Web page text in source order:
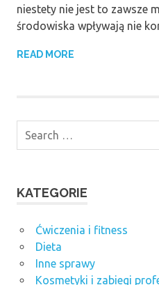
niestety nie jest to zawsze
środowiska wpływają nie
READ MORE
KATEGORIE
Ćwiczenia i fitness
Dieta
Inne sprawy
Kosmetyki i zabiegi